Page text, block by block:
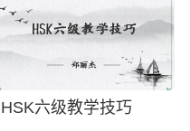
HSK六级教学技巧